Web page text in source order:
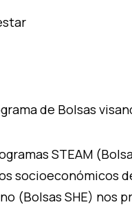
de Bolsas
STEAM
socioeconómicos
(Bolsas SHE) nos